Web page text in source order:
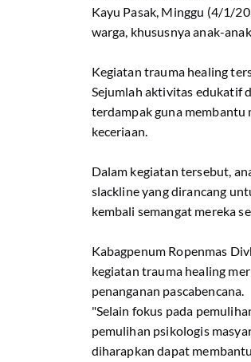
Kayu Pasak, Minggu (4/1/
warga, khususnya anak-
Kegiatan trauma healing
Sejumlah aktivitas edukatif
terdampak guna membantu
keceriaan.
Dalam kegiatan tersebut,
slackline yang dirancang
kembali semangat mereka
Kabagpenum Ropenmas
kegiatan trauma healing
penanganan pascabencana.
"Selain fokus pada
pemulihan psikologis
diharapkan dapat